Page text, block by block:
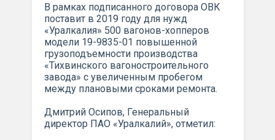
В рамках подписанного договора ОВК
поставит в 2019 году для нужд
«Уралкалия» 500 вагонов-хопперов
модели 19-9835-01 повышенной
грузоподъемности производства
«Тихвинского вагоностроительного
завода» с увеличенным пробегом
между плановыми сроками ремонта.
Дмитрий Осипов, Генеральный
директор ПАО «Уралкалий», отметил: